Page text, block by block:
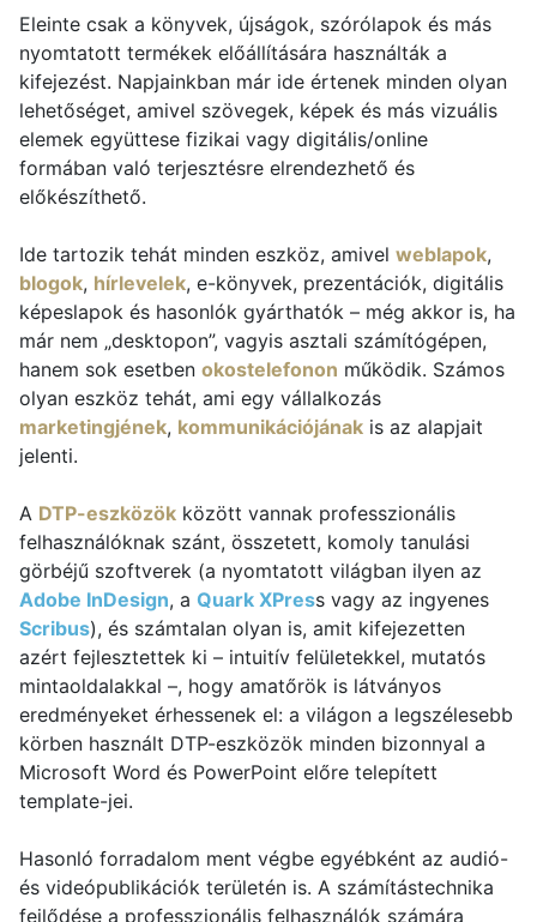
Eleinte csak a könyvek, újságok, szórólapok és más
nyomtatott termékek előállítására használták a
kifejezést. Napjainkban már ide értenek minden olyan
lehetőséget, amivel szövegek, képek és más vizuális
elemek együttese fizikai vagy digitális/online
formában való terjesztésre elrendezhető és
előkészíthető.
Ide tartozik tehát minden eszköz, amivel weblapok,
blogok, hírlevelek, e-könyvek, prezentációk, digitális
képeslapok és hasonlók gyárthatók – még akkor is, ha
már nem „desktopon”, vagyis asztali számítógépen,
hanem sok esetben okostelefonon működik. Számos
olyan eszköz tehát, ami egy vállalkozás
marketingjének, kommunikációjának is az alapjait
jelenti.
A DTP-eszközök között vannak professzionális
felhasználóknak szánt, összetett, komoly tanulási
görbéjű szoftverek (a nyomtatott világban ilyen az
Adobe InDesign, a Quark XPress vagy az ingyenes
Scribus), és számtalan olyan is, amit kifejezetten
azért fejlesztettek ki – intuitív felületekkel, mutatós
mintaoldalakkal –, hogy amatőrök is látványos
eredményeket érhessenek el: a világon a legszélesebb
körben használt DTP-eszközök minden bizonnyal a
Microsoft Word és PowerPoint előre telepített
template-jei.
Hasonló forradalom ment végbe egyébként az audió-
és videópublikációk területén is. A számítástechnika
fejlődése a professzionális felhasználók számára